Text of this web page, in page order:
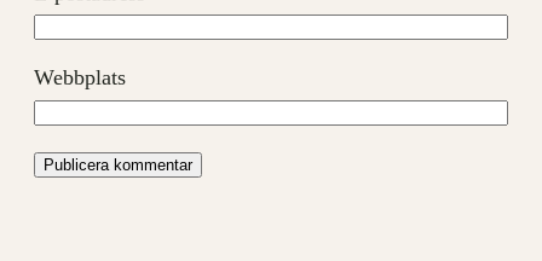
Webbplats